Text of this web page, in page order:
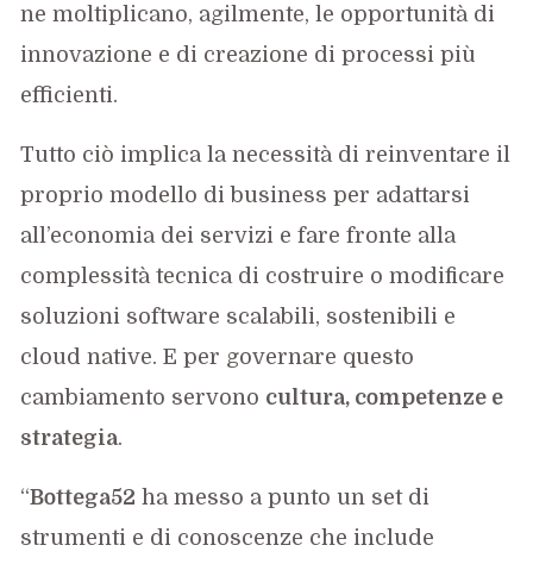
ne moltiplicano, agilmente, le opportunità di
innovazione e di creazione di processi più
efficienti.
Tutto ciò implica la necessità di reinventare il
proprio modello di business per adattarsi
all’economia dei servizi e fare fronte alla
complessità tecnica di costruire o modificare
soluzioni software scalabili, sostenibili e
cloud native. E per governare questo
cambiamento servono cultura, competenze e
strategia.
“Bottega52 ha messo a punto un set di
strumenti e di conoscenze che include